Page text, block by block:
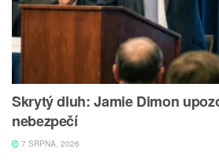
Skrytý dluh: Jamie Dimon
nebezpečí
7 SRPNA, 2026